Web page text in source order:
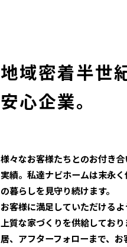
地域密着半世
安心企業。
様々なお客様たちとのお付き
実績。私達ナビホームは末永
の暮らしを見守り続けます。
お客様に満足していただける
上質な家づくりを供給してお
居、アフターフォローまで、